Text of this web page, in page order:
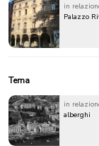
in
Palazzo
Tema
in
alberghi